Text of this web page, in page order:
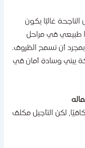
غالبًا يكون
في مراحل
أن تسمح الظروف.
وسادة أمان في
لكن التأجيل مكلف